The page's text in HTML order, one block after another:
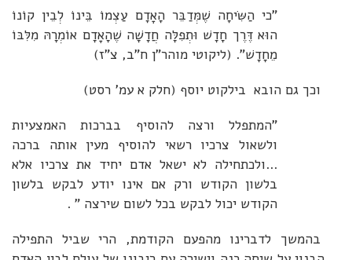
"כי הַשִּׂיחָה שֶׁמְּדַבֵּר הָאָדָם עַצְמוֹ בֵּינוֹ לְבֵין קוֹנוֹ
הוּא דֶּרֶך חָדָשׁ וּתְפִלָּה חֲדָשָׁה שֶׁהָאָדָם אוֹמְרָהּ מִלִּבּוֹ
מֵחָדָשׁ". (ליקוטי מוהר"ן ח"ב, צ"ז)
וכך גם הובא בילקוט יוסף (חלק א עמ' רסט)
"המתפלל ורצה להוסיף בברכות האמצעיות
ולשאול צרכיו רשאי להוסיף מעין אותה ברכה
...ולכתחילה לא ישאל אדם יחיד את צרכיו אלא
בלשון הקודש ורק אם אינו יודע לבקש בלשון
הקודש יכול לבקש בכל לשום שירצה " .
בהמשך לדברינו מהפעם הקודמת, הרי שביל התפילה